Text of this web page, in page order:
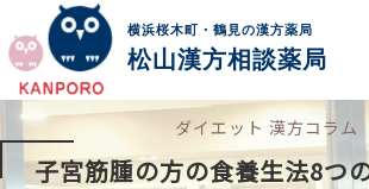
横浜桜木町・鶴見の漢方薬局
松山漢方相談薬局
ダイエット 漢方コラム
子宮筋腫の方の食養生法8